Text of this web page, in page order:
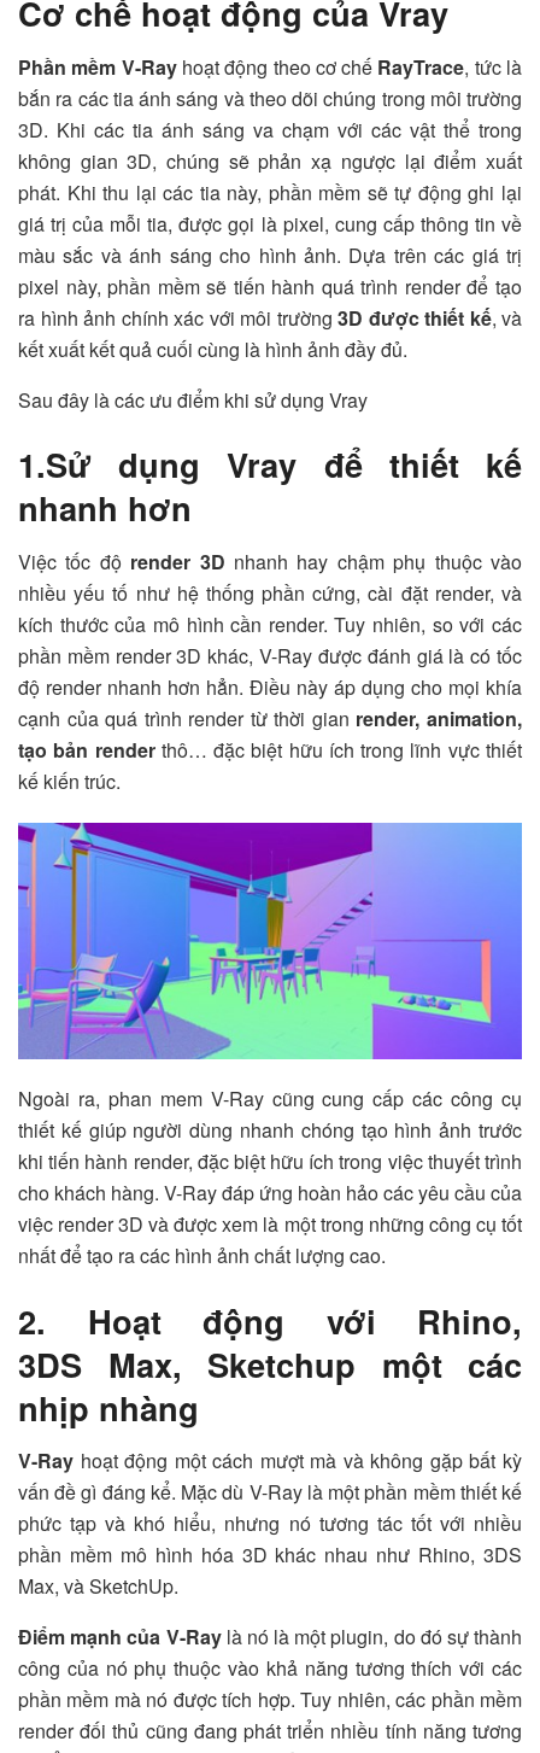
Cơ chế hoạt động của Vray
Phần mềm V-Rayhoạt động theo cơ chế RayTrace, tức là
bắn ra các tia ánh sáng và theo dõi chúng trong môi trường
3D. Khi các tia ánh sáng va chạm với các vật thể trong
không gian 3D, chúng sẽ phản xạ ngược lại điểm xuất
phát. Khi thu lại các tia này, phần mềm sẽ tự động ghi lại
giá trị của mỗi tia, được gọi là pixel, cung cấp thông tin về
màu sắc và ánh sáng cho hình ảnh. Dựa trên các giá trị
pixel này, phần mềm sẽ tiến hành quá trình render để tạo
ra hình ảnh chính xác với môi trường 3D được thiết kế, và
kết xuất kết quả cuối cùng là hình ảnh đầy đủ.
Sau đây là các ưu điểm khi sử dụng Vray
1.Sử dụng Vray để thiết kế
nhanh hơn
Việc tốc độ render 3D nhanh hay chậm phụ thuộc vào
nhiều yếu tố như hệ thống phần cứng, cài đặt render, và
kích thước của mô hình cần render. Tuy nhiên, so với các
phần mềm render 3D khác, V-Ray được đánh giá là có tốc
độ render nhanh hơn hẳn. Điều này áp dụng cho mọi khía
cạnh của quá trình render từ thời gian render, animation,
tạo bản renderthô… đặc biệt hữu ích trong lĩnh vực thiết
kế kiến trúc.
Ngoài ra, phan mem V-Ray cũng cung cấp các công cụ
thiết kế giúp người dùng nhanh chóng tạo hình ảnh trước
khi tiến hành render, đặc biệt hữu ích trong việc thuyết trình
cho khách hàng. V-Ray đáp ứng hoàn hảo các yêu cầu của
việc render 3D và được xem là một trong những công cụ tốt
nhất để tạo ra các hình ảnh chất lượng cao.
2. Hoạt động với Rhino,
3DS Max, Sketchup một các
nhịp nhàng
V-Ray hoạt động một cách mượt mà và không gặp bất kỳ
vấn đề gì đáng kể. Mặc dù V-Ray là một phần mềm thiết kế
phức tạp và khó hiểu, nhưng nó tương tác tốt với nhiều
phần mềm mô hình hóa 3D khác nhau như Rhino, 3DS
Max, và SketchUp.
Điểm mạnh của V-Raylà nó là một plugin, do đó sự thành
công của nó phụ thuộc vào khả năng tương thích với các
phần mềm mà nó được tích hợp. Tuy nhiên, các phần mềm
render đối thủ cũng đang phát triển nhiều tính năng tương